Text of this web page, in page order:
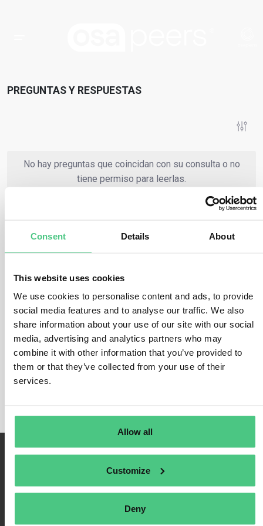
Consent Details About
This website uses cookies
We use cookies to personalise content and ads, to provide
social media features and to analyse our traffic. We also
share information about your use of our site with our social
media, advertising and analytics partners who may
combine it with other information that you’ve provided to
them or that they’ve collected from your use of their
services.
Allow all
Customize
Deny
PREGUNTAS Y RESPUESTAS
No hay preguntas que coincidan con su consulta o no
tiene permiso para leerlas.
Gestión de auditorías
En esta categoría, actualmente se están debatiendo 0
preguntas respondidas relacionadas conla gestión
de auditorías. Para refinar la relevancia de su
solicitud, puede filtrar esta lista de resultados
directamente según una de las siguientes
subcategorías en cualquier momento: